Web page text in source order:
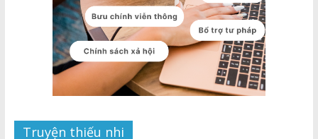
Truyện thiếu nhi